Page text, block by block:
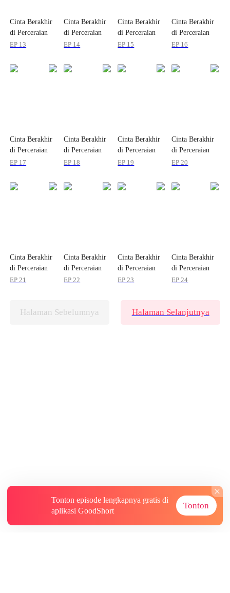
Cinta Berakhir
di Perceraian
ke-101
EP 13
Cinta Berakhir
di Perceraian
ke-101
EP 14
Cinta Berakhir
di Perceraian
ke-101
EP 15
Cinta Berakhir
di Perceraian
ke-101
EP 16
Cinta Berakhir
di Perceraian
ke-101
EP 17
Cinta Berakhir
di Perceraian
ke-101
EP 18
Cinta Berakhir
di Perceraian
ke-101
EP 19
Cinta Berakhir
di Perceraian
ke-101
EP 20
Cinta Berakhir
di Perceraian
ke-101
EP 21
Cinta Berakhir
di Perceraian
ke-101
EP 22
Cinta Berakhir
di Perceraian
ke-101
EP 23
Cinta Berakhir
di Perceraian
ke-101
EP 24
Halaman Sebelumnya Halaman Selanjutnya
Tonton episode lengkapnya gratis di
aplikasi GoodShort
Tonton